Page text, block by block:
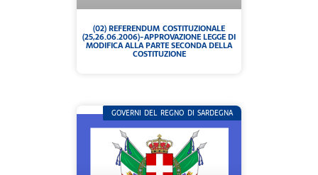
(02) REFERENDUM COSTITUZIONALE
(25,26.06.2006)-APPROVAZIONE LEGGE DI
MODIFICA ALLA PARTE SECONDA DELLA
COSTITUZIONE
GOVERNI DEL REGNO DI SARDEGNA